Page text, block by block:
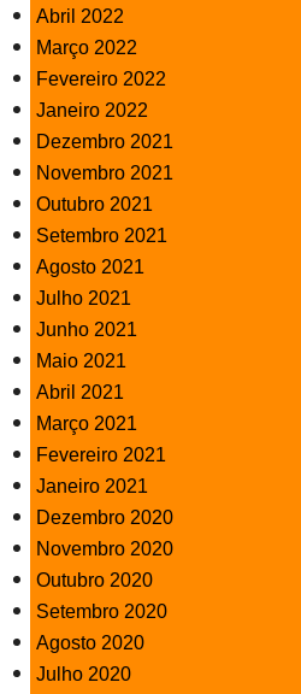
Abril 2022
Março 2022
Fevereiro 2022
Janeiro 2022
Dezembro 2021
Novembro 2021
Outubro 2021
Setembro 2021
Agosto 2021
Julho 2021
Junho 2021
Maio 2021
Abril 2021
Março 2021
Fevereiro 2021
Janeiro 2021
Dezembro 2020
Novembro 2020
Outubro 2020
Setembro 2020
Agosto 2020
Julho 2020